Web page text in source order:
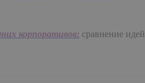
корпоративов: сравнение